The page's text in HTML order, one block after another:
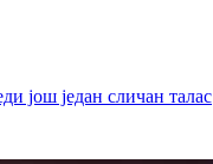
још један сличан талас